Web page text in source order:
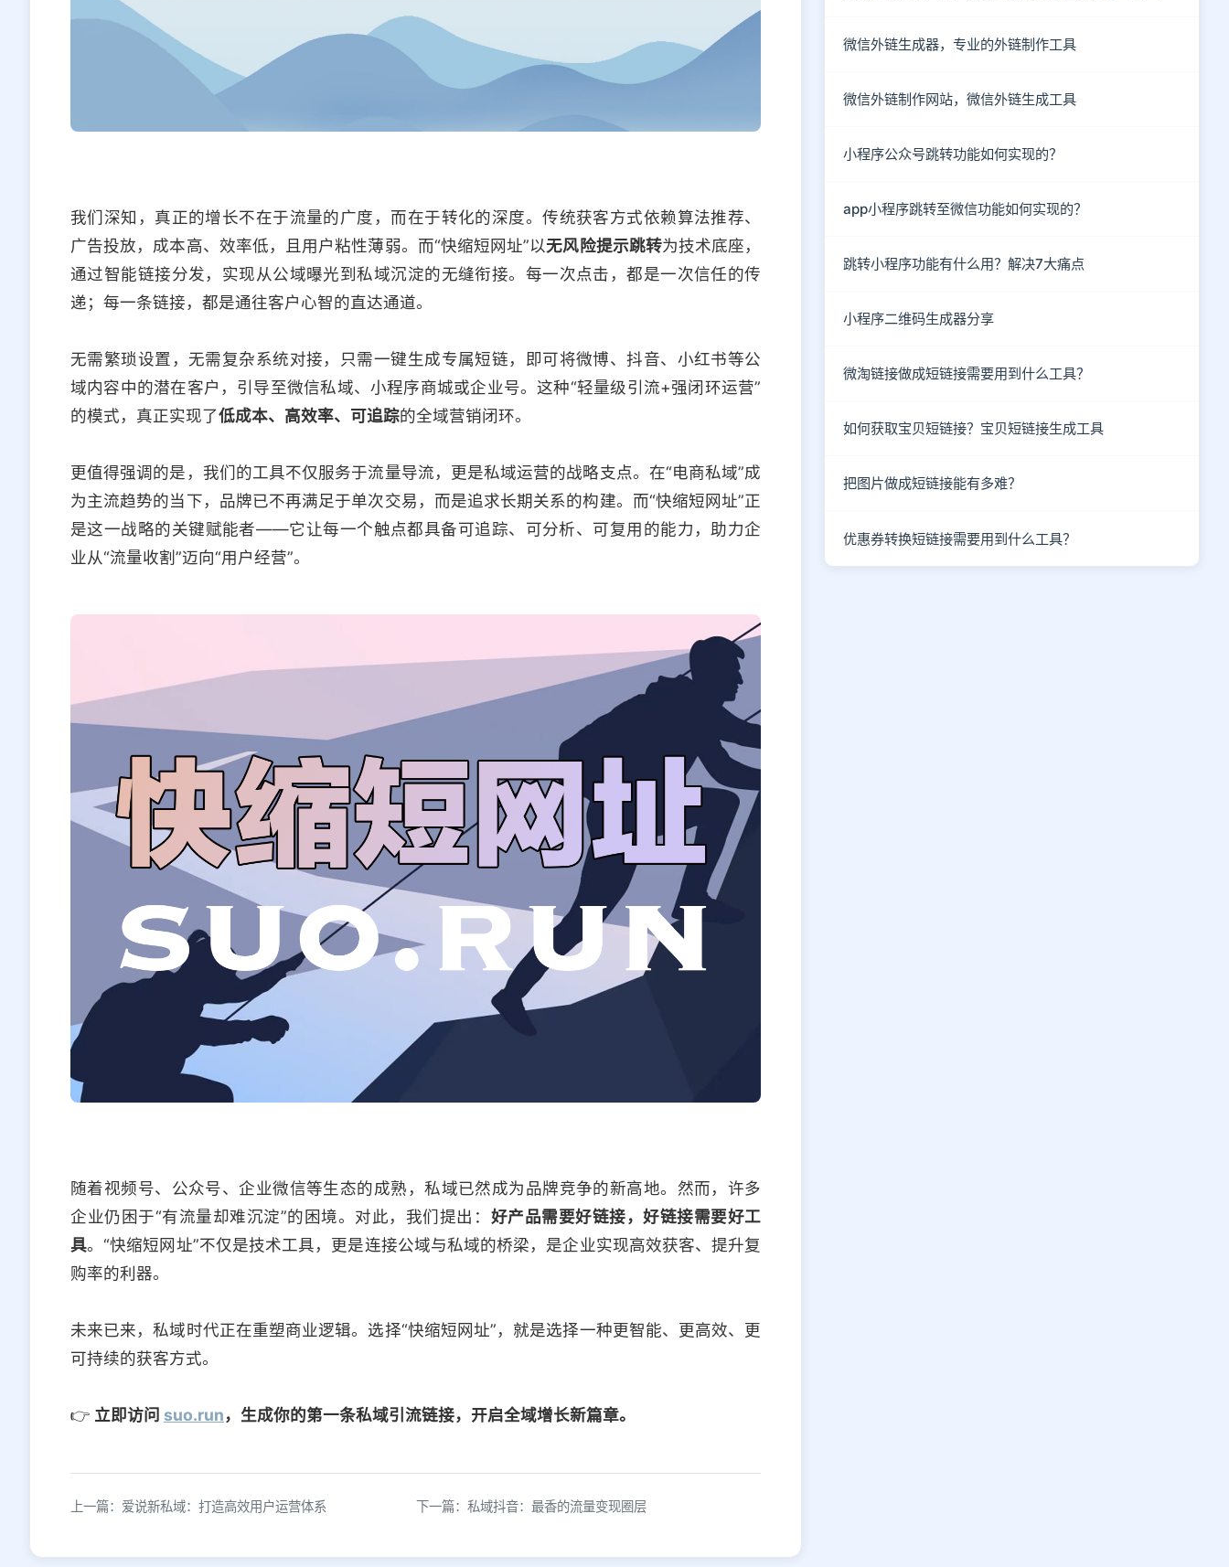
我们深知，真正的增长不在于流量的广度，而在于转化的深度。传统获客方式依赖算法推荐、
广告投放，成本高、效率低，且用户粘性薄弱。而“快缩短网址”以无风险提示跳转为技术底座，
通过智能链接分发，实现从公域曝光到私域沉淀的无缝衔接。每一次点击，都是一次信任的传
递；每一条链接，都是通往客户心智的直达通道。
无需繁琐设置，无需复杂系统对接，只需一键生成专属短链，即可将微博、抖音、小红书等公
域内容中的潜在客户，引导至微信私域、小程序商城或企业号。这种“轻量级引流+强闭环运营”
的模式，真正实现了低成本、高效率、可追踪的全域营销闭环。
更值得强调的是，我们的工具不仅服务于流量导流，更是私域运营的战略支点。在“电商私域”成
为主流趋势的当下，品牌已不再满足于单次交易，而是追求长期关系的构建。而“快缩短网址”正
是这一战略的关键赋能者——它让每一个触点都具备可追踪、可分析、可复用的能力，助力企
业从“流量收割”迈向“用户经营”。
随着视频号、公众号、企业微信等生态的成熟，私域已然成为品牌竞争的新高地。然而，许多
企业仍困于“有流量却难沉淀”的困境。对此，我们提出： 好产品需要好链接，好链接需要好工
具。“快缩短网址”不仅是技术工具，更是连接公域与私域的桥梁，是企业实现高效获客、提升复
购率的利器。
未来已来，私域时代正在重塑商业逻辑。选择“快缩短网址”，就是选择一种更智能、更高效、更
可持续的获客方式。
👉 立即访问 suo.run，生成你的第一条私域引流链接，开启全域增长新篇章。
上一篇：爱说新私域：打造高效用户运营体系 下一篇：私域抖音：最香的流量变现圈层
微信外链生成器，专业的外链制作工具
微信外链制作网站，微信外链生成工具
小程序公众号跳转功能如何实现的？
app小程序跳转至微信功能如何实现的？
跳转小程序功能有什么用？解决7大痛点
小程序二维码生成器分享
微淘链接做成短链接需要用到什么工具？
如何获取宝贝短链接？宝贝短链接生成工具
把图片做成短链接能有多难？
优惠券转换短链接需要用到什么工具？